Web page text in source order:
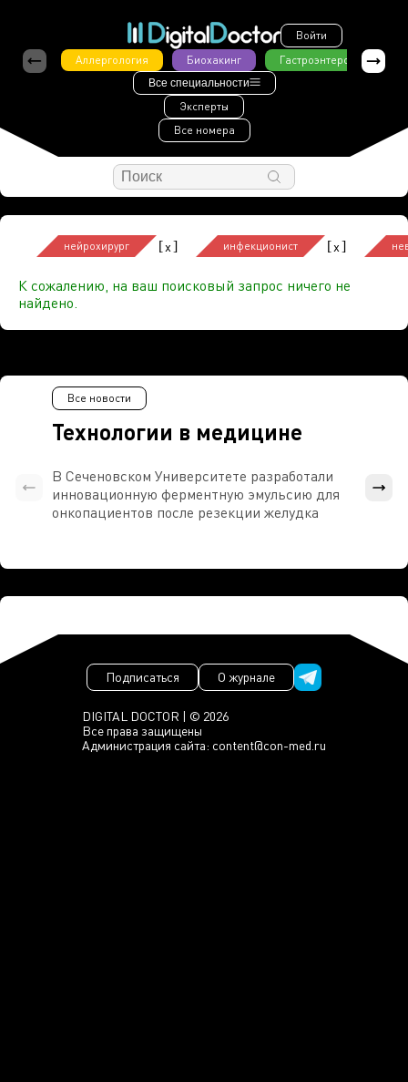
Войти
Аллергология
Биохакинг Гастроэнтерология
Все специальности
Эксперты
Все номера
нейрохирург [x] инфекционист [x]
К сожалению, на ваш поисковый запрос ничего не
найдено.
Технологии в медицине
Все новости
В Сеченовском Университете разработали
инновационную ферментную эмульсию для
онкопациентов после резекции желудка
DIGITAL DOCTOR | © 2026
Все права защищены
Администрация сайта: content@con-med.ru
Подписаться О журнале